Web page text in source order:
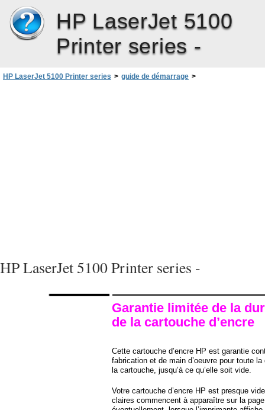
HP LaserJet 5100
Printer series -
HP LaserJet 5100 Printer series > guide de démarrage >
HP LaserJet 5100 Printer series -
Garantie limitée de la
de la cartouche d’encre
Cette cartouche d’encre HP est garantie
fabrication et de main d’oeuvre pour toute la
la cartouche, jusqu’à ce qu’elle soit vide.
Votre cartouche d’encre HP est presque
claires commencent à apparaître sur la